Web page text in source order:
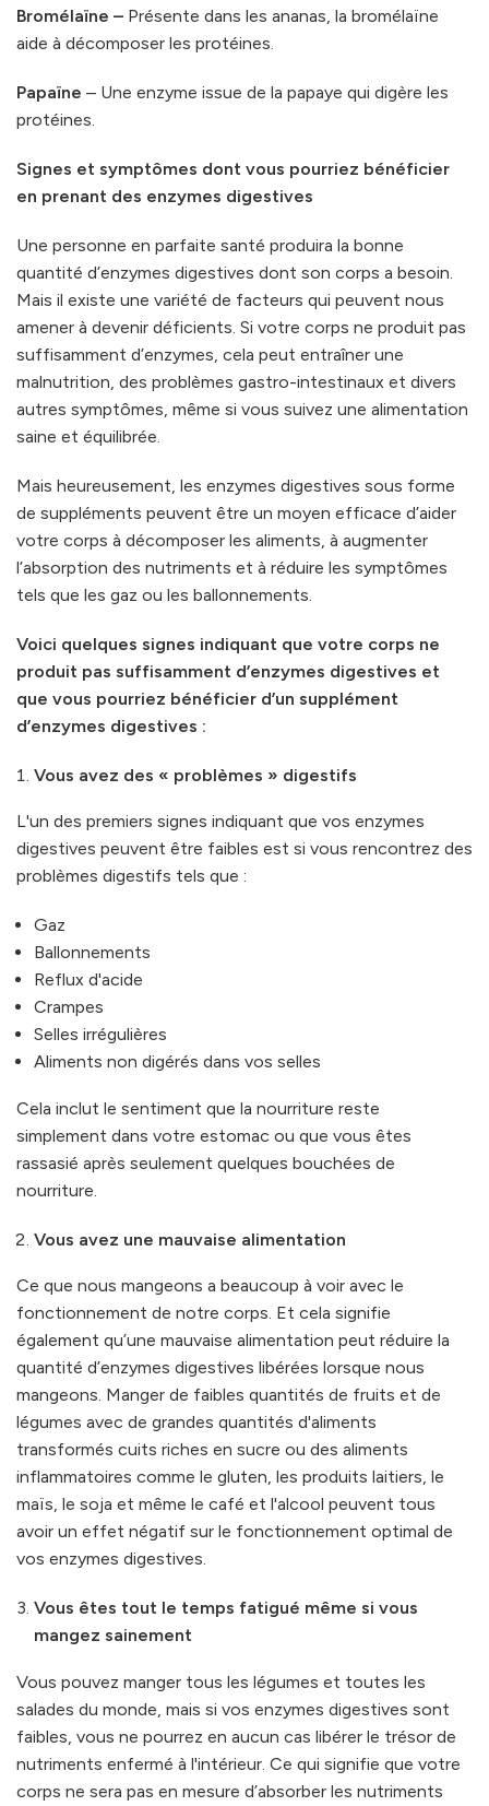
Bromélaïne – Présente dans les ananas, la bromélaïne
aide à décomposer les protéines.
Papaïne – Une enzyme issue de la papaye qui digère les
protéines.
Signes et symptômes dont vous pourriez bénéficier
en prenant des enzymes digestives
Une personne en parfaite santé produira la bonne
quantité d’enzymes digestives dont son corps a besoin.
Mais il existe une variété de facteurs qui peuvent nous
amener à devenir déficients. Si votre corps ne produit pas
suffisamment d’enzymes, cela peut entraîner une
malnutrition, des problèmes gastro-intestinaux et divers
autres symptômes, même si vous suivez une alimentation
saine et équilibrée.
Mais heureusement, les enzymes digestives sous forme
de suppléments peuvent être un moyen efficace d’aider
votre corps à décomposer les aliments, à augmenter
l’absorption des nutriments et à réduire les symptômes
tels que les gaz ou les ballonnements.
Voici quelques signes indiquant que votre corps ne
produit pas suffisamment d’enzymes digestives et
que vous pourriez bénéficier d’un supplément
d’enzymes digestives :
Vous avez des « problèmes » digestifs
L'un des premiers signes indiquant que vos enzymes
digestives peuvent être faibles est si vous rencontrez des
problèmes digestifs tels que :
Gaz
Ballonnements
Reflux d'acide
Crampes
Selles irrégulières
Aliments non digérés dans vos selles
Cela inclut le sentiment que la nourriture reste
simplement dans votre estomac ou que vous êtes
rassasié après seulement quelques bouchées de
nourriture.
Vous avez une mauvaise alimentation
Ce que nous mangeons a beaucoup à voir avec le
fonctionnement de notre corps. Et cela signifie
également qu’une mauvaise alimentation peut réduire la
quantité d’enzymes digestives libérées lorsque nous
mangeons. Manger de faibles quantités de fruits et de
légumes avec de grandes quantités d'aliments
transformés cuits riches en sucre ou des aliments
inflammatoires comme le gluten, les produits laitiers, le
maïs, le soja et même le café et l'alcool peuvent tous
avoir un effet négatif sur le fonctionnement optimal de
vos enzymes digestives.
Vous êtes tout le temps fatigué même si vous
mangez sainement
Vous pouvez manger tous les légumes et toutes les
salades du monde, mais si vos enzymes digestives sont
faibles, vous ne pourrez en aucun cas libérer le trésor de
nutriments enfermé à l'intérieur. Ce qui signifie que votre
corps ne sera pas en mesure d’absorber les nutriments